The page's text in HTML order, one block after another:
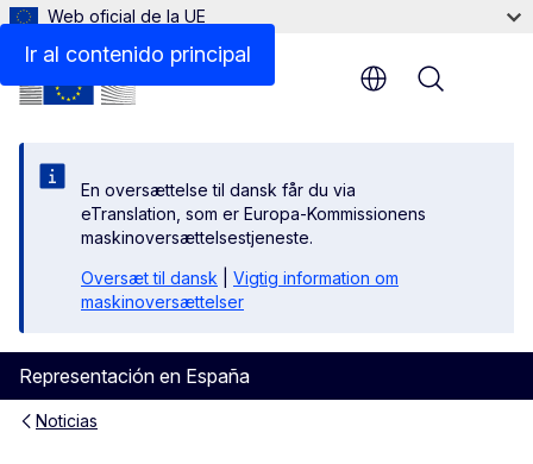
Ir al contenido principal
Web oficial de la UE
En oversættelse til dansk får du via
eTranslation, som er Europa-Kommissionens
maskinoversættelsestjeneste.
Oversæt til dansk
Vigtig information om
maskinoversættelser
Representación en España
Menu
Noticias